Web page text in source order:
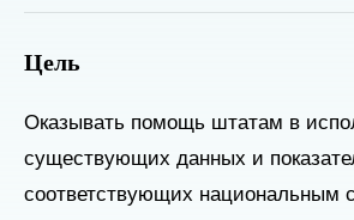
Цель
Оказывать помощь штатам в
существующих данных и
соответствующих национальным